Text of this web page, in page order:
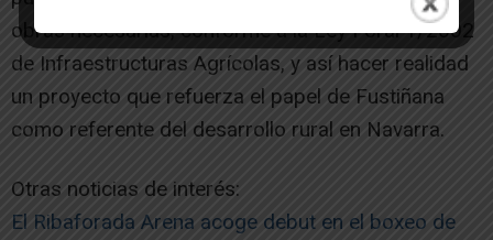
obras necesarias, conforme a la Ley Foral 1/2002
de Infraestructuras Agrícolas, y así hacer realidad
un proyecto que refuerza el papel de Fustiñana
como referente del desarrollo rural en Navarra.
Otras noticias de interés:
El Ribaforada Arena acoge debut en el boxeo de